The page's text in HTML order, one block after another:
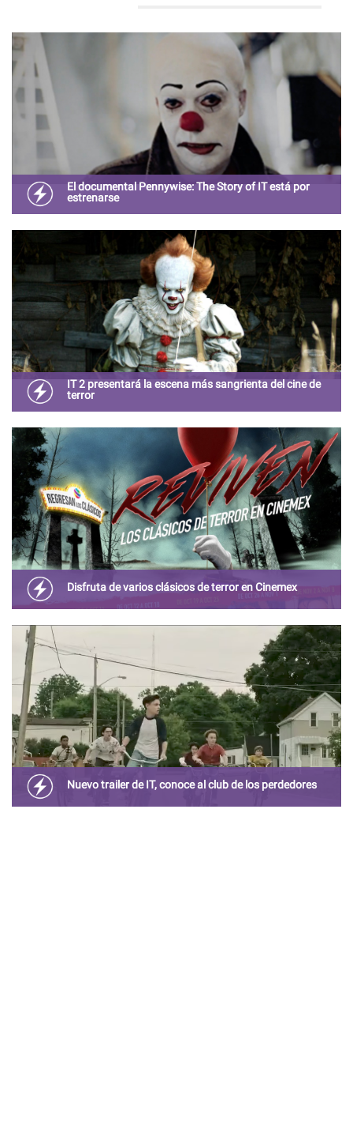
El documental Pennywise: The Story of IT está por
estrenarse
Of IT. ¿Qué secretos revelará el detrás de cámaras de la
siniestra miniserie?
IT 2 presentará la escena más sangrienta del cine de
terror
como adultos para terminar con la maldad de su eterno
enemigo
Disfruta de varios clásicos de terror en Cinemex
muchas de las películas más importantes del género
estarán en pantalla grande.
Nuevo trailer de IT, conoce al club de los perdedores